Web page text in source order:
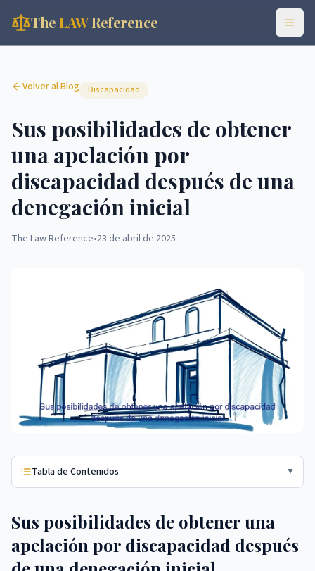
TheLAWReference
Volver al Blog Discapacidad
Sus posibilidades de obtener
una apelación por
discapacidad después de una
denegación inicial
The Law Reference•23 de abril de 2025
Tabla de Contenidos ▼
Sus posibilidades de obtener una
apelación por discapacidad después